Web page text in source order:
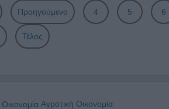
Προηγούμενο 4 5 6
Τέλος
Αγροτική Οικονομία